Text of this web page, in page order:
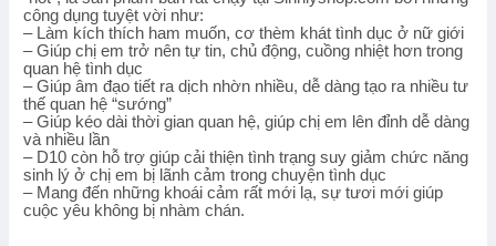
công dụng tuyệt vời như:
– Làm kích thích ham muốn, cơ thèm khát tình dục ở nữ giới
– Giúp chị em trở nên tự tin, chủ động, cuồng nhiệt hơn trong
quan hệ tình dục
– Giúp âm đạo tiết ra dịch nhờn nhiều, dễ dàng tạo ra nhiều tư
thế quan hệ “sướng”
– Giúp kéo dài thời gian quan hệ, giúp chị em lên đỉnh dễ dàng
và nhiều lần
– D10 còn hỗ trợ giúp cải thiện tình trạng suy giảm chức năng
sinh lý ở chị em bị lãnh cảm trong chuyện tình dục
– Mang đến những khoái cảm rất mới lạ, sự tươi mới giúp
cuộc yêu không bị nhàm chán.